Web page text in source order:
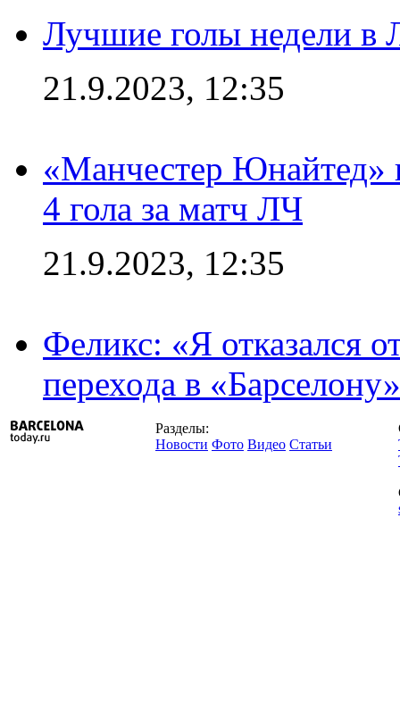
Лучшие голы недели в
21.9.2023, 12:35
«Манчестер Юнайтед»
4 гола за матч ЛЧ
21.9.2023, 12:35
Феликс: «Я отказался
перехода в «Барселону»
Разделы:
Новости Фото Видео Статьи